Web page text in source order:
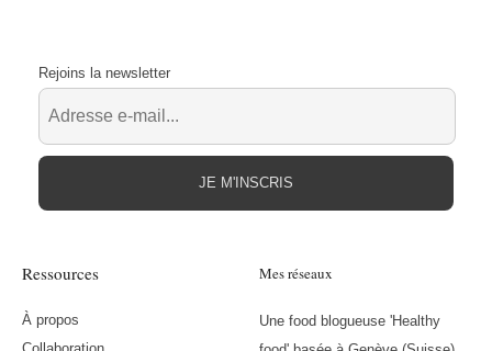
Ressources
À propos
Mes réseaux
Une food blogueuse 'Healthy
Rejoins la newsletter
JE M'INSCRIS